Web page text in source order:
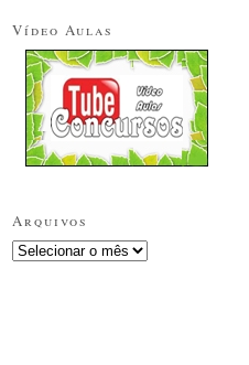
Vídeo Aulas
Arquivos